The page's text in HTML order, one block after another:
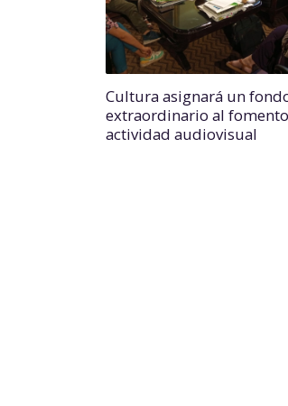
Cultura asignará un
extraordinario al
actividad audiovisual